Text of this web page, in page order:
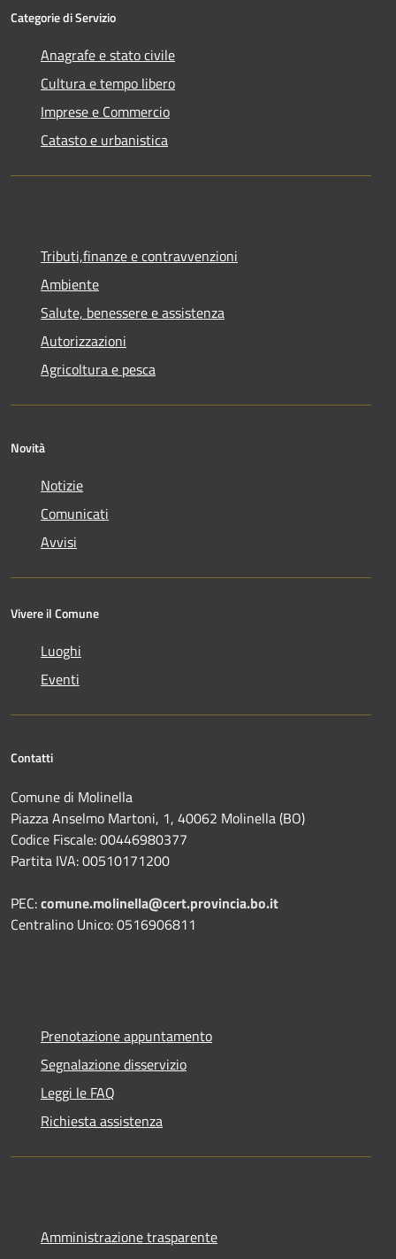
Categorie di Servizio
Anagrafe e stato civile
Cultura e tempo libero
Imprese e Commercio
Catasto e urbanistica
Tributi,finanze e contravvenzioni
Ambiente
Salute, benessere e assistenza
Autorizzazioni
Agricoltura e pesca
Novità
Notizie
Comunicati
Avvisi
Vivere il Comune
Luoghi
Eventi
Contatti
Comune di Molinella
Piazza Anselmo Martoni, 1, 40062 Molinella (BO)
Codice Fiscale: 00446980377
Partita IVA: 00510171200
PEC:comune.molinella@cert.provincia.bo.it
Centralino Unico: 0516906811
Prenotazione appuntamento
Segnalazione disservizio
Leggi le FAQ
Richiesta assistenza
Amministrazione trasparente